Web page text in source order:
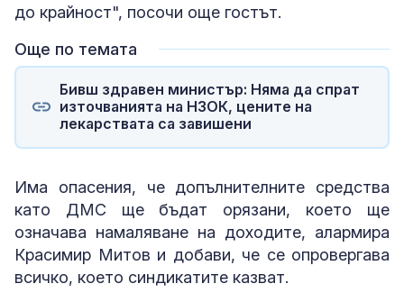
до крайност", посочи още гостът.
Още по темата
Бивш здравен министър: Няма да спрат
източванията на НЗОК, цените на
лекарствата са завишени
Има опасения, че допълнителните средства
като ДМС ще бъдат орязани, което ще
означава намаляване на доходите, алармира
Красимир Митов и добави, че се опровергава
всичко, което синдикатите казват.